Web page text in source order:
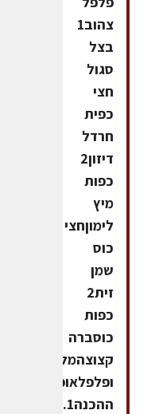
צהוב1
בצל
סגול
חצי
כפית
חרדל
דיזון2
כפות
מיץ
לימוןחצי
כוס
שמן
זית2
כפות
כוסברה
קצוצהמלח
ופלפלאופן
ההכנה1.